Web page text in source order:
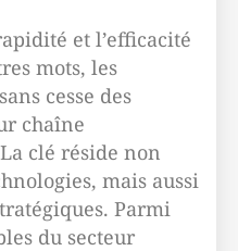
et l’efficacité
mots, les
cesse des
chaîne
clé réside non
mais aussi
Parmi
du secteur